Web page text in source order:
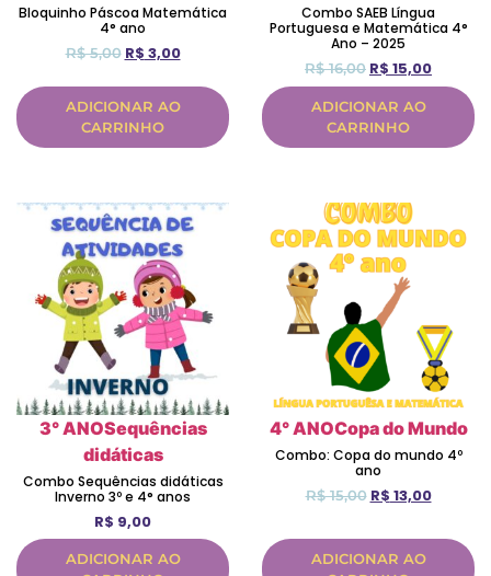
Bloquinho Páscoa Matemática
4° ano
R$5,00 R$ 3,00
ADICIONAR AO
CARRINHO
Combo SAEB Língua
Portuguesa e Matemática 4°
Ano – 2025
R$16,00 R$ 15,00
ADICIONAR AO
CARRINHO
3° ANOSequências
didáticas
Combo Sequências didáticas
Inverno 3º e 4° anos
R$ 9,00
ADICIONAR AO
4° ANOCopa do Mundo
Combo: Copa do mundo 4º
ano
R$15,00 R$ 13,00
ADICIONAR AO